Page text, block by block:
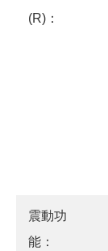
(R)：
震動功
能：